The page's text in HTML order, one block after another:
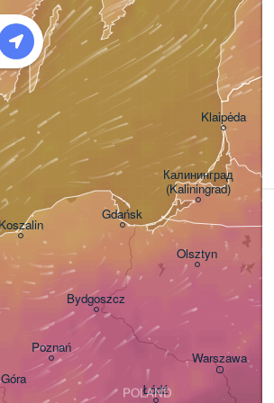
Warszawa
Łódź
Poznań
Olsztyn
Koszalin
Klaipėda
Gdańsk
Калининград
(Kaliningrad)
Bydgoszcz
POLAND